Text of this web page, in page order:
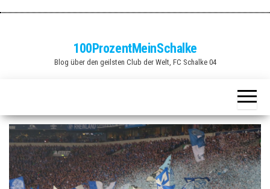
100ProzentMeinSchalke
Blog über den geilsten Club der Welt, FC Schalke 04